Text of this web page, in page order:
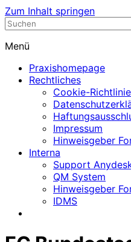
Zum Inhalt springen
Nephrologische Praxis mit
Menü
Praxishomepage
Rechtliches
Cookie-
Impressum
Hinweisgeber
Interna
Support
QM System
Hinweisgeber
IDMS